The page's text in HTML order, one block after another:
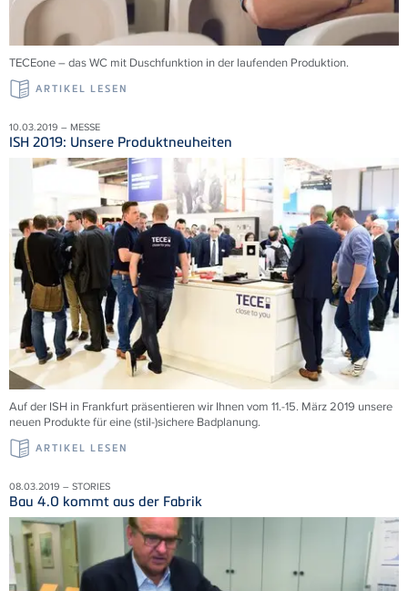
TECEone – das WC mit Duschfunktion in der laufenden Produktion.
ARTIKEL LESEN
10.03.2019 – MESSE
ISH 2019: Unsere Produktneuheiten
Auf der ISH in Frankfurt präsentieren wir Ihnen vom 11.-15. März 2019 unsere
neuen Produkte für eine (stil-)sichere Badplanung.
ARTIKEL LESEN
08.03.2019 – STORIES
Bau 4.0 kommt aus der Fabrik